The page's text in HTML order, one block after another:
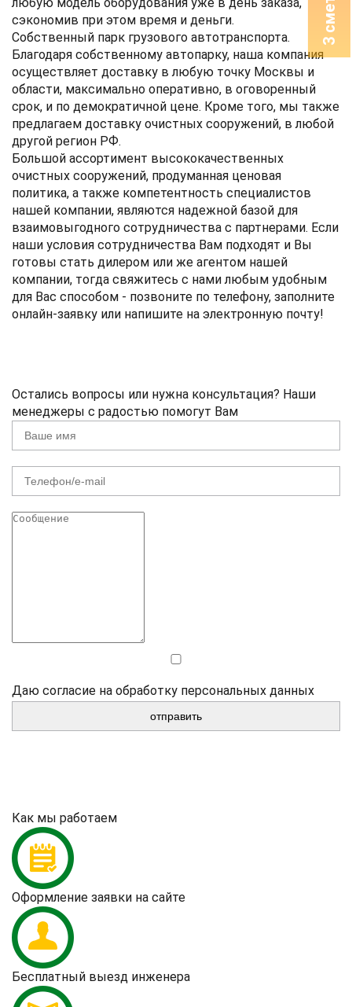
сэкономив при этом время и деньги.
Собственный парк грузового автотранспорта.
Благодаря собственному автопарку, наша компания
осуществляет доставку в любую точку Москвы и
области, максимально оперативно, в оговоренный
срок, и по демократичной цене. Кроме того, мы также
предлагаем доставку очистных сооружений, в любой
другой регион РФ.
Большой ассортимент высококачественных
очистных сооружений, продуманная ценовая
политика, а также компетентность специалистов
нашей компании, являются надежной базой для
взаимовыгодного сотрудничества с партнерами. Если
наши условия сотрудничества Вам подходят и Вы
готовы стать дилером или же агентом нашей
компании, тогда свяжитесь с нами любым удобным
для Вас способом - позвоните по телефону, заполните
онлайн-заявку или напишите на электронную почту!
Остались вопросы или нужна консультация? Наши
менеджеры с радостью помогут Вам
Даю согласие на обработку персональных данных
Как мы работаем
Оформление заявки на сайте
Бесплатный выезд инженера